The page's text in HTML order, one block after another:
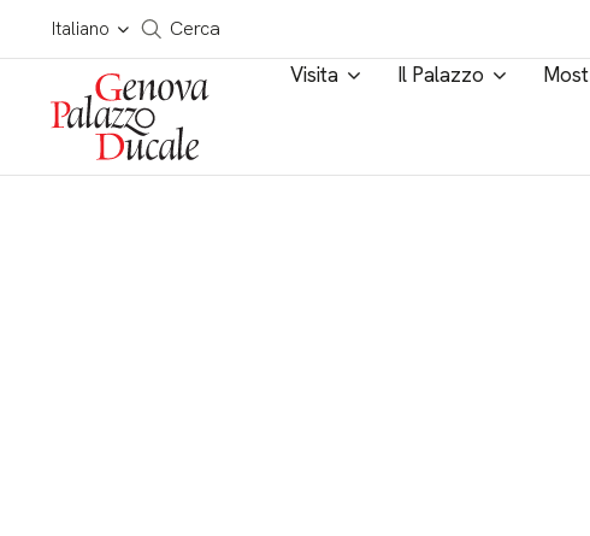
Salta al contenuto
Italiano
Cerca in tutto il sito
Cerca
Visita Il Palazzo